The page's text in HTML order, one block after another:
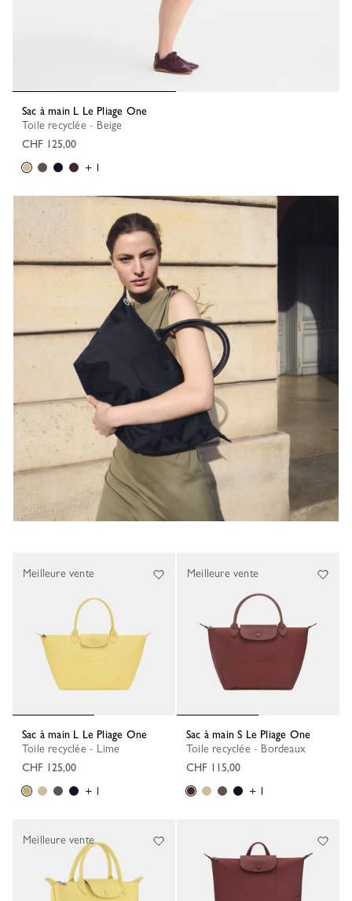
Sac à main L Le Pliage One
Toile recyclée - Beige
CHF 125,00
+ 1
Sac à main L Le Pliage One
Toile recyclée - Lime
CHF 125,00
+ 1
Meilleure vente
Sac à main S Le Pliage One
Toile recyclée - Bordeaux
CHF 115,00
+ 1
Meilleure vente
Meilleure vente